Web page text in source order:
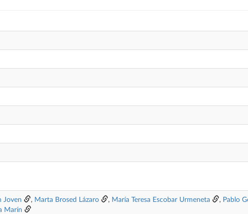
Joven , Marta Brosed Lázaro , María Teresa Escobar Urmeneta , Pablo
Marín